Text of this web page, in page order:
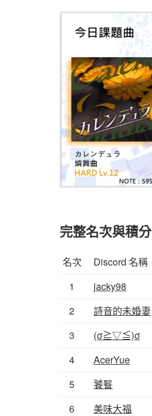
完整名次與積分
名次 Discord 名稱
1
jacky98
2
詩音的未婚妻
3
(σ≧▽≦)σ
4
AcerYue
5
饕餮
6
美味大福